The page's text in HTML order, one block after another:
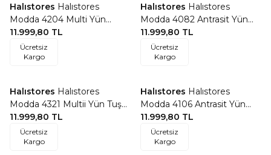
Favorilere Ekle
Halıstores Halıstores
Modda 4204 Multi Yün
Tuşeli Akrilik Modern Saçaklı
Salon Halısı
11.999,80 TL
Ücretsiz
Kargo
Favorilere Ekle
Halıstores Halıstores
Modda 4082 Antrasit Yün
Tuşeli Akrilik Modern Saçaklı
Salon Halısı
11.999,80 TL
Ücretsiz
Kargo
Favorilere Ekle
Halıstores Halıstores
Modda 4321 Multii Yün Tuşeli
Akrilik Modern Saçaklı Salon
Halısı
11.999,80 TL
Ücretsiz
Kargo
Favorilere Ekle
Halıstores Halıstores
Modda 4106 Antrasit Yün
Tuşeli Akrilik Modern Saçaklı
Makine Halısı
11.999,80 TL
Ücretsiz
Kargo